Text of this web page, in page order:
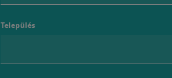
Település